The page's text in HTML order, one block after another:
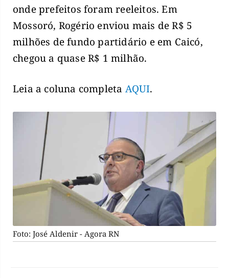
onde prefeitos foram reeleitos. Em
Mossoró, Rogério enviou mais de R$ 5
milhões de fundo partidário e em Caicó,
chegou a quase R$ 1 milhão.
Leia a coluna completa AQUI.
Foto: José Aldenir - Agora RN